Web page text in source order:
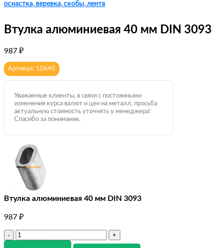
оснастка, веревка, скобы, лента
Втулка алюминиевая 40 мм DIN 3093
987 ₽
Артикул: 10645
Уважаемые клиенты, в связи с постоянными
изменения курса валют и цен на металл, просьба
актуальную стоимость уточнять у менеджера!
Спасибо за понимание.
Втулка алюминиевая 40 мм DIN 3093
987 ₽
Количество